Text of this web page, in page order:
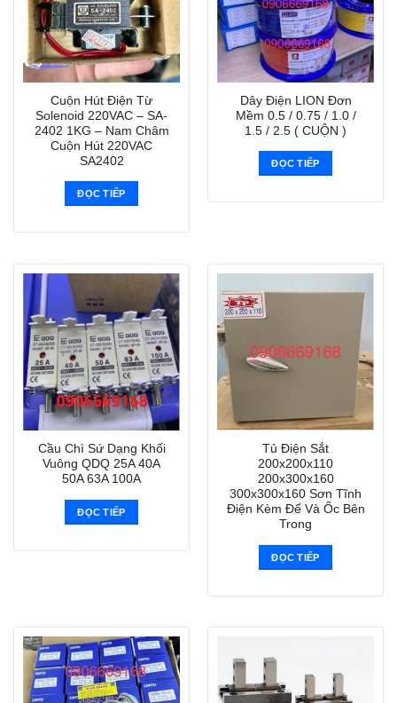
Cuộn Hút Điện Từ
Solenoid 220VAC – SA-
2402 1KG – Nam Châm
Cuộn Hút 220VAC
SA2402
ĐỌC TIẾP
Dây Điện LION Đơn
Mềm 0.5 / 0.75 / 1.0 /
1.5 / 2.5 ( CUỘN )
ĐỌC TIẾP
Cầu Chì Sứ Dạng Khối
Vuông QDQ 25A 40A
50A 63A 100A
ĐỌC TIẾP
Tủ Điện Sắt
200x200x110
200x300x160
300x300x160 Sơn Tĩnh
Điện Kèm Đế Và Ốc Bên
Trong
ĐỌC TIẾP